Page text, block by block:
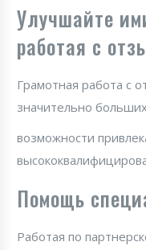
Улучшайте
работая с
Грамотная работа с
значительно
возможности
Помощь
Работая по